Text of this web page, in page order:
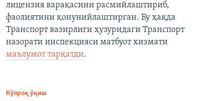
лицензия варақасини расмийлаштириб,
фаолиятини қонунийлаштирган. Бу ҳақда
Транспорт вазирлиги ҳузуридаги Транспорт
назорати инспекцияси матбуот хизмати
маълумот тарқатди.
Кўпроқ ўқиш